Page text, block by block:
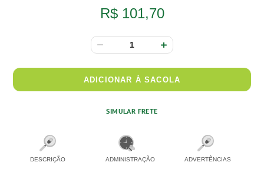
R$ 101,70
ADICIONAR À SACOLA
SIMULAR FRETE
DESCRIÇÃO ADMINISTRAÇÃO ADVERTÊNCIAS